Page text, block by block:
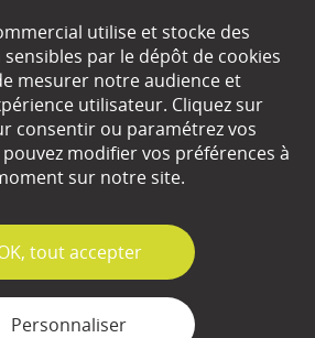
Partenaires
Espace Presse
Plan du site
Mentions légales
utilise et stocke des
par le dépôt de cookies
mesurer notre audience et
utilisateur. Cliquez sur
consentir ou paramétrez vos
modifier vos préférences à
sur notre site.
tout accepter
Personnaliser